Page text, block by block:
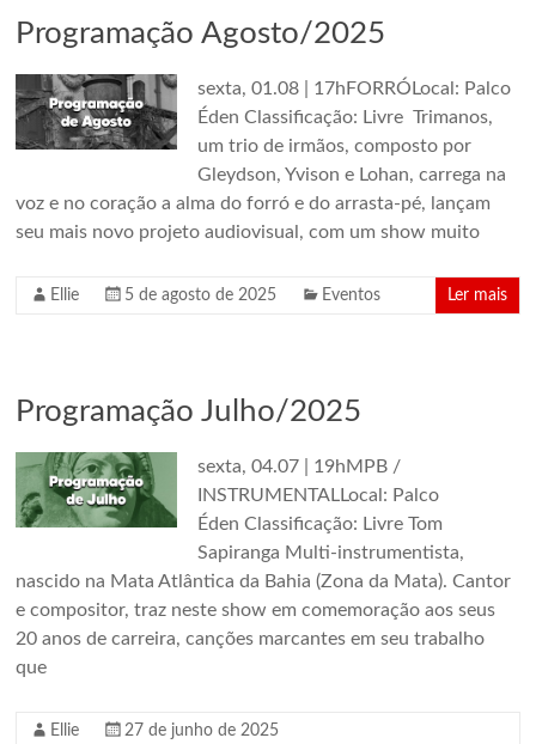
em
um
conjunto
de
edificações
Brazil
Programação Agosto/2025
sexta, 01.08 | 17hFORRÓLocal: Palco
Éden Classificação: Livre Trimanos,
um trio de irmãos, composto por
Gleydson, Yvison e Lohan, carrega na
voz e no coração a alma do forró e do arrasta-pé, lançam
seu mais novo projeto audiovisual, com um show muito
Ellie 5 de agosto de 2025 Eventos Ler mais
Programação Julho/2025
sexta, 04.07 | 19hMPB /
INSTRUMENTALLocal: Palco
Éden Classificação: Livre Tom
Sapiranga Multi-instrumentista,
nascido na Mata Atlântica da Bahia (Zona da Mata). Cantor
e compositor, traz neste show em comemoração aos seus
20 anos de carreira, canções marcantes em seu trabalho
que
Ellie 27 de junho de 2025